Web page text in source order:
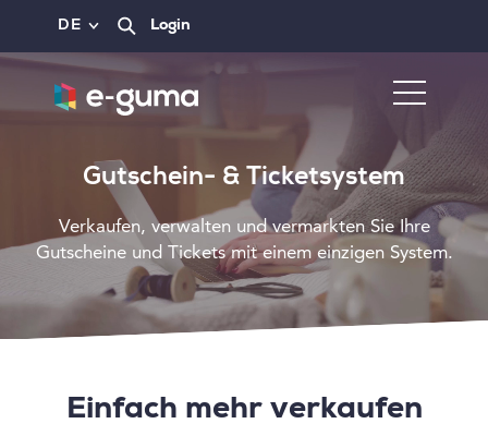
DE Login
Gutschein- & Ticketsystem
Verkaufen, verwalten und vermarkten Sie Ihre
Gutscheine und Tickets mit einem einzigen System.
Einfach mehr verkaufen